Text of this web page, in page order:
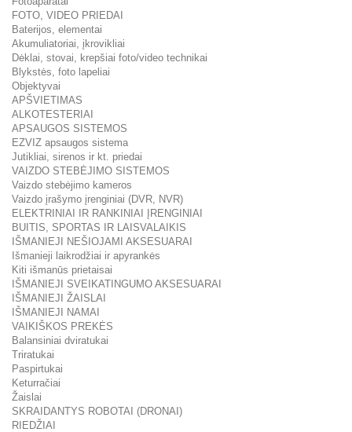
FOTO, VIDEO PRIEDAI
Baterijos, elementai
Akumuliatoriai, įkrovikliai
Dėklai, stovai, krepšiai foto/video technikai
Blykstės, foto lapeliai
Objektyvai
APŠVIETIMAS
ALKOTESTERIAI
APSAUGOS SISTEMOS
EZVIZ apsaugos sistema
Jutikliai, sirenos ir kt. priedai
VAIZDO STEBĖJIMO SISTEMOS
Vaizdo stebėjimo kameros
Vaizdo įrašymo įrenginiai (DVR, NVR)
ELEKTRINIAI IR RANKINIAI ĮRENGINIAI
BUITIS, SPORTAS IR LAISVALAIKIS
IŠMANIEJI NEŠIOJAMI AKSESUARAI
Išmanieji laikrodžiai ir apyrankės
Kiti išmanūs prietaisai
IŠMANIEJI SVEIKATINGUMO AKSESUARAI
IŠMANIEJI ŽAISLAI
IŠMANIEJI NAMAI
VAIKIŠKOS PREKĖS
Balansiniai dviratukai
Triratukai
Paspirtukai
Keturračiai
Žaislai
SKRAIDANTYS ROBOTAI (DRONAI)
RIEDŽIAI